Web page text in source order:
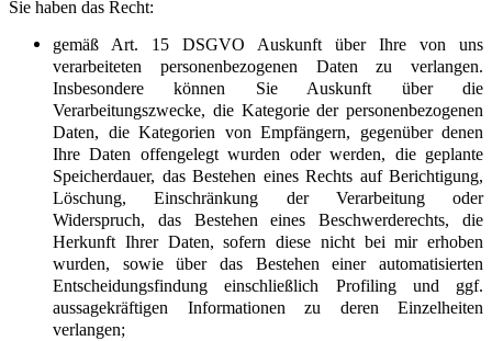
Sie haben das Recht:
gemäß Art. 15 DSGVO Auskunft über Ihre von uns
verarbeiteten personenbezogenen Daten zu verlangen.
Insbesondere können Sie Auskunft über die
Verarbeitungszwecke, die Kategorie der personenbezogenen
Daten, die Kategorien von Empfängern, gegenüber denen
Ihre Daten offengelegt wurden oder werden, die geplante
Speicherdauer, das Bestehen eines Rechts auf Berichtigung,
Löschung, Einschränkung der Verarbeitung oder
Widerspruch, das Bestehen eines Beschwerderechts, die
Herkunft Ihrer Daten, sofern diese nicht bei mir erhoben
wurden, sowie über das Bestehen einer automatisierten
Entscheidungsfindung einschließlich Profiling und ggf.
aussagekräftigen Informationen zu deren Einzelheiten
verlangen;